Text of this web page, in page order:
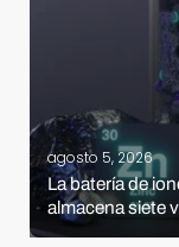
agosto 5, 2026
La batería de
almacena siete